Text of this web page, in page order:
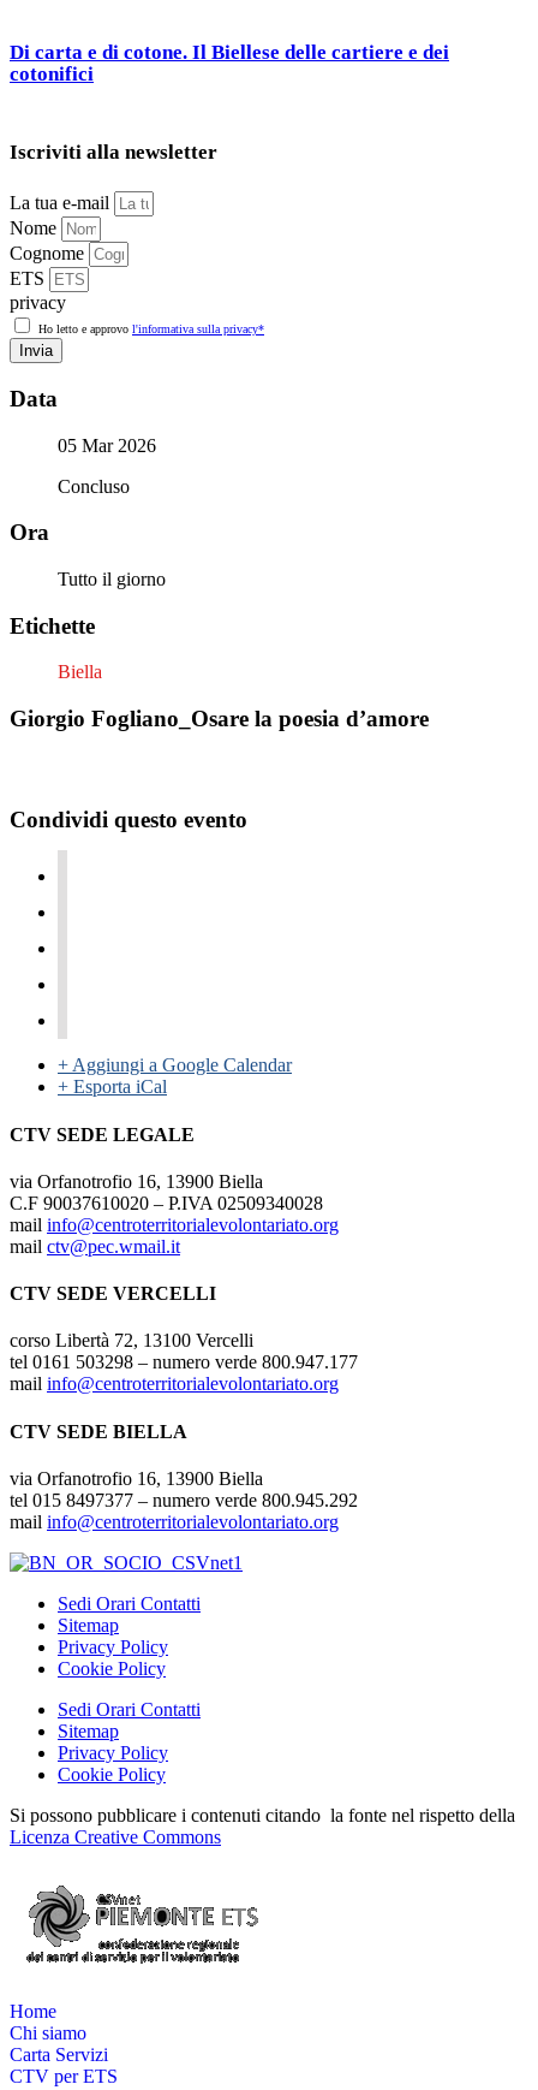
Di carta e di cotone. Il Biellese delle cartiere e dei
cotonifici
Iscriviti alla newsletter
La tua e-mail
Nome
Cognome
ETS
privacy
Ho letto e approvo l'informativa sulla privacy*
Invia
Data
05 Mar 2026
Concluso
Ora
Tutto il giorno
Etichette
Biella
Giorgio Fogliano_Osare la poesia d’amore
Condividi questo evento
+ Aggiungi a Google Calendar
+ Esporta iCal
CTV SEDE LEGALE
via Orfanotrofio 16, 13900 Biella
C.F 90037610020 – P.IVA 02509340028
mail info@centroterritorialevolontariato.org
mail ctv@pec.wmail.it
CTV SEDE VERCELLI
corso Libertà 72, 13100 Vercelli
tel 0161 503298 – numero verde 800.947.177
mail info@centroterritorialevolontariato.org
CTV SEDE BIELLA
via Orfanotrofio 16, 13900 Biella
tel 015 8497377 – numero verde 800.945.292
mail info@centroterritorialevolontariato.org
Sedi Orari Contatti
Sitemap
Privacy Policy
Cookie Policy
Sedi Orari Contatti
Sitemap
Privacy Policy
Cookie Policy
Si possono pubblicare i contenuti citando la fonte nel rispetto della
Licenza Creative Commons
Home
Chi siamo
Carta Servizi
CTV per ETS